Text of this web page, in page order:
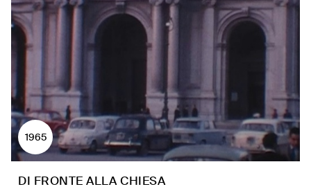
1965
DI FRONTE ALLA CHIESA